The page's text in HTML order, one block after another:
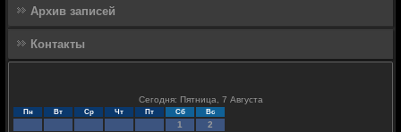
Архив записей
Контакты
Сегодня: Пятница, 7 Августа
Пн Вт Ср Чт Пт Сб Вс
1
2